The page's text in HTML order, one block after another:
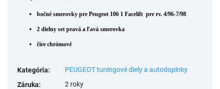
bočné smerovky pre Peugeot 106 1 Facelift pre rv. 4/96-7/98
2 dielny set pravá a ľavá smerovka
číre chrómové
Kategória:
PEUGEOT tuningové diely a autodoplnky
Záruka:
2 roky